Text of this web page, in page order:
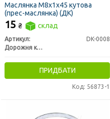
Маслянка М8х1x45 кутова
(прес-маслянка) (ДК)
15 ₴ склад
Артикул:
DK-0008
Дорожня карта
ПРИДБАТИ
Код: 56873-1